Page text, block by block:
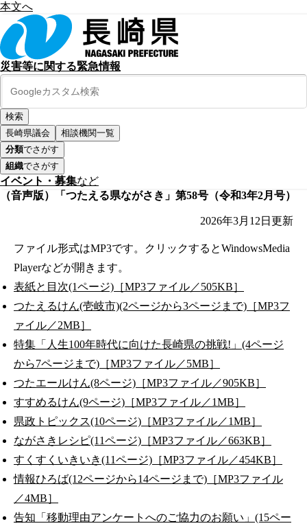
本文へ
災害等に関する緊急情報
長崎県議会
相談機関一覧
分類でさがす
組織でさがす
イベント・募集など
（音声版）「つたえる県ながさき」第58号（令和3年2月号）
2026年3月12日 更新
ファイル形式はMP3です。クリックするとWindowsMedia
Playerなどが開きます。
表紙と目次(1ページ)［MP3ファイル／505KB］
つたえるけん(壱岐市)(2ページから3ページまで)［MP3フ
ァイル／2MB］
特集「人生100年時代に向けた長崎県の挑戦!」(4ページ
から7ページまで)［MP3ファイル／5MB］
つたエールけん(8ページ)［MP3ファイル／905KB］
すすめるけん(9ページ)［MP3ファイル／1MB］
県政トピックス(10ページ)［MP3ファイル／1MB］
ながさきレシピ(11ページ)［MP3ファイル／663KB］
すくすくいきいき(11ページ)［MP3ファイル／454KB］
情報ひろば(12ページから14ページまで)［MP3ファイル
／4MB］
告知「移動理由アンケートへのご協力のお願い」(15ペー